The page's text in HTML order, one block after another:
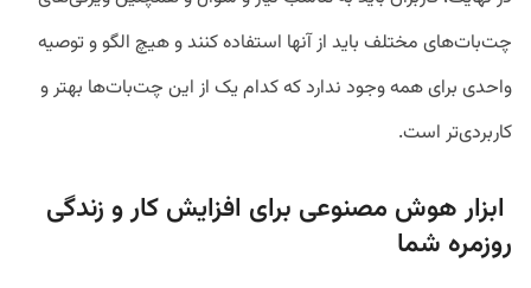
چت‌بات‌های مختلف باید از آنها استفاده کنند و هیچ الگو و توصیه
واحدی برای همه وجود ندارد که کدام یک از این چت‌بات‌ها بهتر و
کاربردی‌تر است.
ابزار هوش مصنوعی برای افزایش کار و زندگی
روزمره شما